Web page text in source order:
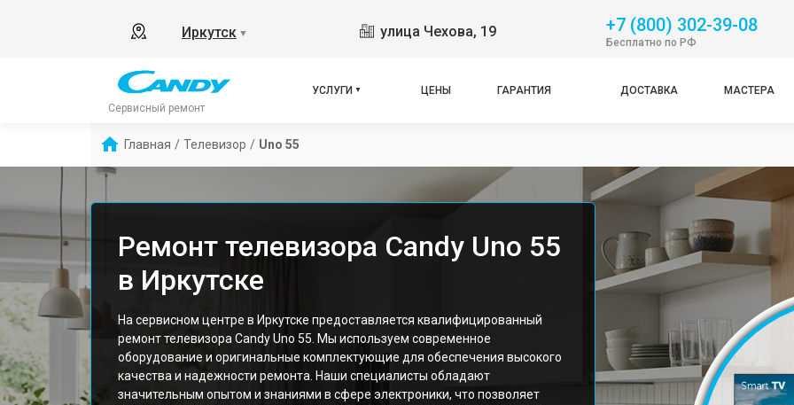
Иркутск ▼ улица Чехова, 19 +7 (800) 302-39-08
Бесплатно по РФ
Сервисный ремонт
УСЛУГИ ЦЕНЫ ГАРАНТИЯ ДОСТАВКА МАСТЕРА
Главная / Телевизор / Uno 55
Ремонт телевизора Candy Uno 55
в Иркутске
На сервисном центре в Иркутске предоставляется квалифицированный
ремонт телевизора Candy Uno 55. Мы используем современное
оборудование и оригинальные комплектующие для обеспечения высокого
качества и надежности ремонта. Наши специалисты обладают
значительным опытом и знаниями в сфере электроники, что позволяет